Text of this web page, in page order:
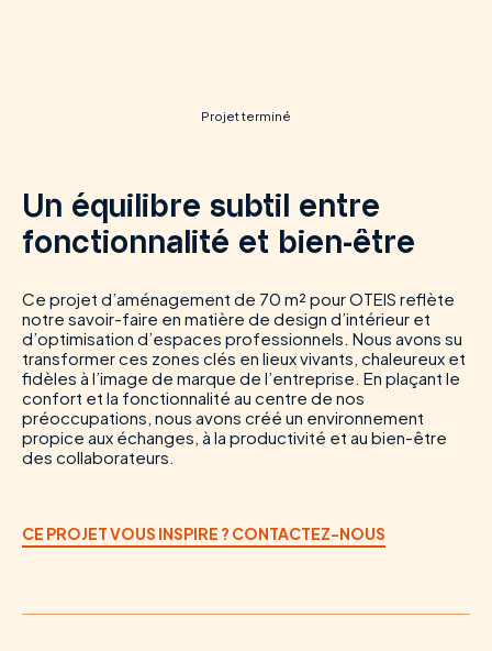
Projet terminé
Un équilibre subtil entre
fonctionnalité et bien-être
Ce projet d’aménagement de 70 m² pour OTEIS reflète
notre savoir-faire en matière de design d’intérieur et
d’optimisation d’espaces professionnels. Nous avons su
transformer ces zones clés en lieux vivants, chaleureux et
fidèles à l’image de marque de l’entreprise. En plaçant le
confort et la fonctionnalité au centre de nos
préoccupations, nous avons créé un environnement
propice aux échanges, à la productivité et au bien-être
des collaborateurs.
CE PROJET VOUS INSPIRE ? CONTACTEZ-NOUS